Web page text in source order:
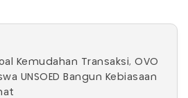
Kemudahan Transaksi, OVO
UNSOED Bangun Kebiasaan